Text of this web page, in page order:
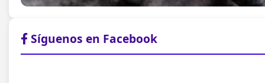
Síguenos en Facebook